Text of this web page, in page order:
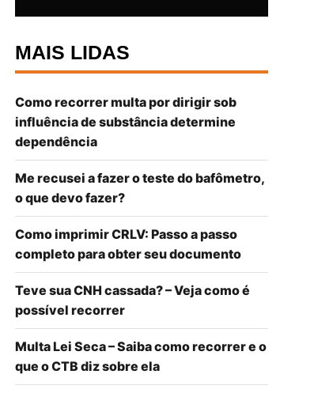
MAIS LIDAS
Como recorrer multa por dirigir sob
influência de substância determine
dependência
Me recusei a fazer o teste do bafômetro,
o que devo fazer?
Como imprimir CRLV: Passo a passo
completo para obter seu documento
Teve sua CNH cassada? – Veja como é
possível recorrer
Multa Lei Seca – Saiba como recorrer e o
que o CTB diz sobre ela